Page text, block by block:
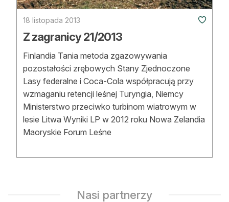
18 listopada 2013
Z zagranicy 21/2013
Finlandia Tania metoda zgazowywania
pozostałości zrębowych Stany Zjednoczone
Lasy federalne i Coca-Cola współpracują przy
wzmaganiu retencji leśnej Turyngia, Niemcy
Ministerstwo przeciwko turbinom wiatrowym w
lesie Litwa Wyniki LP w 2012 roku Nowa Zelandia
Maoryskie Forum Leśne
Nasi partnerzy